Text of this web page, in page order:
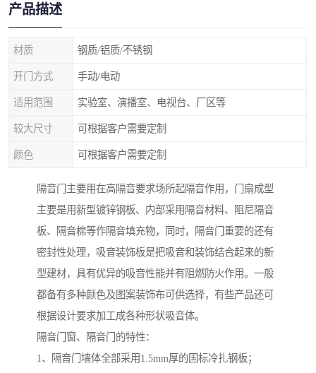
产品描述
材质 钢质/铝质/不锈钢
开门方式 手动/电动
适用范围 实验室、演播室、电视台、厂区等
较大尺寸 可根据客户需要定制
颜色 可根据客户需要定制
隔音门主要用在高隔音要求场所起隔音作用，门扇成型
主要是用新型镀锌钢板、内部采用隔音材料、阻尼隔音
板、隔音棉等作隔音填充物，同时，隔音门重要的还有
密封性处理，吸音装饰板是把吸音和装饰结合起来的新
型建材，具有优异的吸音性能并有阻燃防火作用。一般
都备有多种颜色及图案装饰布可供选择，有些产品还可
根据设计要求加工成各种形状吸音体。
隔音门窗、隔音门的特性：
1、隔音门墙体全部采用1.5mm厚的国标冷扎钢板；